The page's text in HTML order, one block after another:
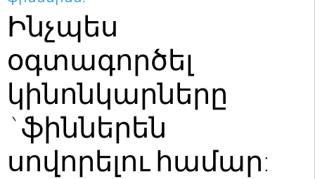
Ինչպես
օգտագործել
կինոնկարները
`ֆիններեն
սովորելու համար: